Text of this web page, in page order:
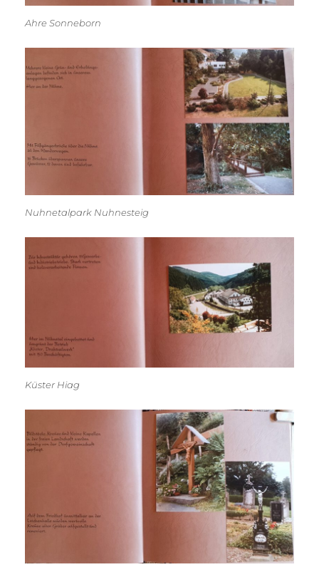
Ahre Sonneborn
Nuhnetalpark Nuhnesteig
Küster Hiag